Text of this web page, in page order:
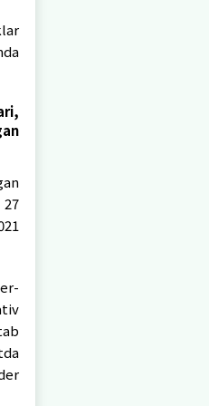
kafolatlari
07/2-107-sonli
yuzasidan
oshirilgan ishlar
masalalari bo’yicha
kafolatlari
2-107-sonli
uchun teng
2020 yil 4